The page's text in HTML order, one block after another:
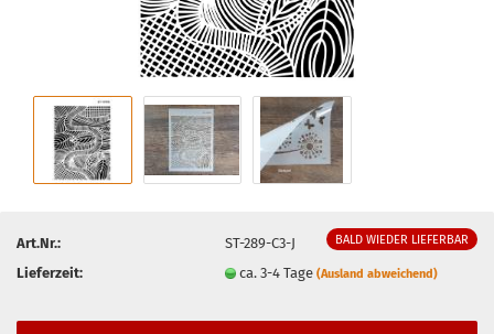
BALD WIEDER LIEFERBAR
Art.Nr.:
ST-289-C3-J
Lieferzeit:
ca. 3-4 Tage(Ausland abweichend)